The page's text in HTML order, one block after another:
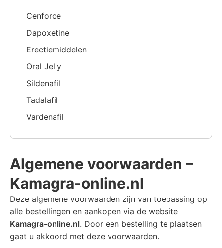
Cenforce
Dapoxetine
Erectiemiddelen
Oral Jelly
Sildenafil
Tadalafil
Vardenafil
Algemene voorwaarden –
Kamagra-online.nl
Deze algemene voorwaarden zijn van toepassing op
alle bestellingen en aankopen via de website
Kamagra-online.nl. Door een bestelling te plaatsen
gaat u akkoord met deze voorwaarden.